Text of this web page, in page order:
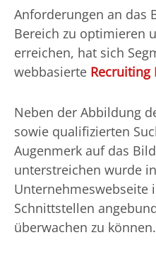
Anforderungen an das
Bereich zu optimieren
erreichen, hat sich
webbasierte Recruiting
Neben der Abbildung
sowie qualifizierten
Augenmerk auf das
unterstreichen wurde
Unternehmeswebseite
Schnittstellen
überwachen zu können.